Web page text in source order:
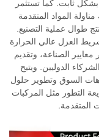
ثابت. كما تستثمر
المواد المتقدمة
طوال عملية التصنيع.
العزل عالي الحرارة
الصناعة، وتقديم
الدوليين. ويتيح
السوق وتطوير حلول
التطور مثل المركبات
المتقدمة.